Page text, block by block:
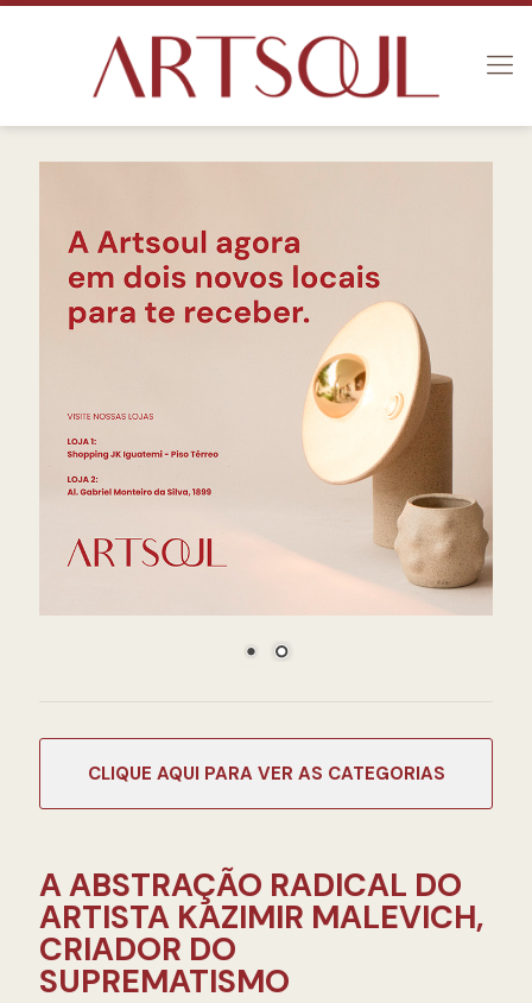
A ABSTRAÇÃO RADICAL DO
ARTISTA KAZIMIR MALEVICH,
CRIADOR DO
SUPREMATISMO
CATEGORIAS